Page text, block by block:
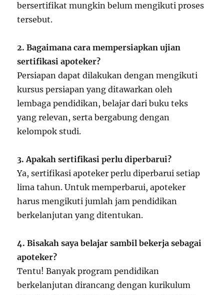
bersertifikat mungkin belum mengikuti proses
tersebut.
2. Bagaimana cara mempersiapkan ujian
sertifikasi apoteker?
Persiapan dapat dilakukan dengan mengikuti
kursus persiapan yang ditawarkan oleh
lembaga pendidikan, belajar dari buku teks
yang relevan, serta bergabung dengan
kelompok studi.
3. Apakah sertifikasi perlu diperbarui?
Ya, sertifikasi apoteker perlu diperbarui setiap
lima tahun. Untuk memperbarui, apoteker
harus mengikuti jumlah jam pendidikan
berkelanjutan yang ditentukan.
4. Bisakah saya belajar sambil bekerja sebagai
apoteker?
Tentu! Banyak program pendidikan
berkelanjutan dirancang dengan kurikulum